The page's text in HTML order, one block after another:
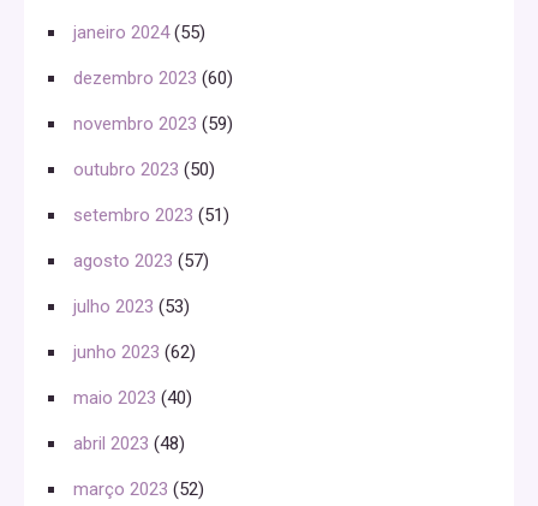
janeiro 2024(55)
dezembro 2023 (60)
novembro 2023 (59)
outubro 2023 (50)
setembro 2023 (51)
agosto 2023 (57)
julho 2023 (53)
junho 2023 (62)
maio 2023 (40)
abril 2023 (48)
março 2023 (52)